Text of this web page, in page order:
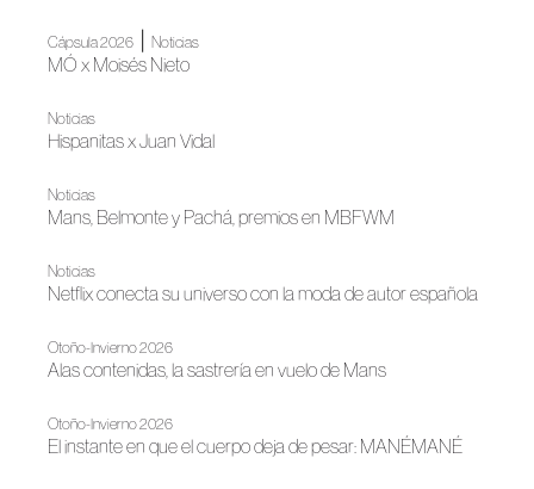
Cápsula 2026 Noticias
MÓ x Moisés Nieto
Noticias
Hispanitas x Juan Vidal
Noticias
Mans, Belmonte y Pachá, premios en MBFWM
Noticias
Netflix conecta su universo con la moda de autor española
Otoño-Invierno 2026
Alas contenidas, la sastrería en vuelo de Mans
Otoño-Invierno 2026
El instante en que el cuerpo deja de pesar: MANÉMANÉ